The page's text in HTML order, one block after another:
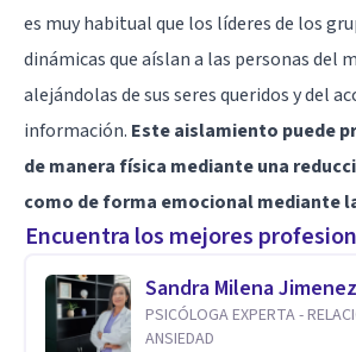
es muy habitual que los líderes de los
dinámicas que aíslan a las personas del
alejándolas de sus seres queridos y del
información. Este aislamiento puede
de manera física mediante una
como de forma emocional mediante
Encuentra los mejores
Sandra Milena
PSICÓLOGA EXPERTA -
ANSIEDAD